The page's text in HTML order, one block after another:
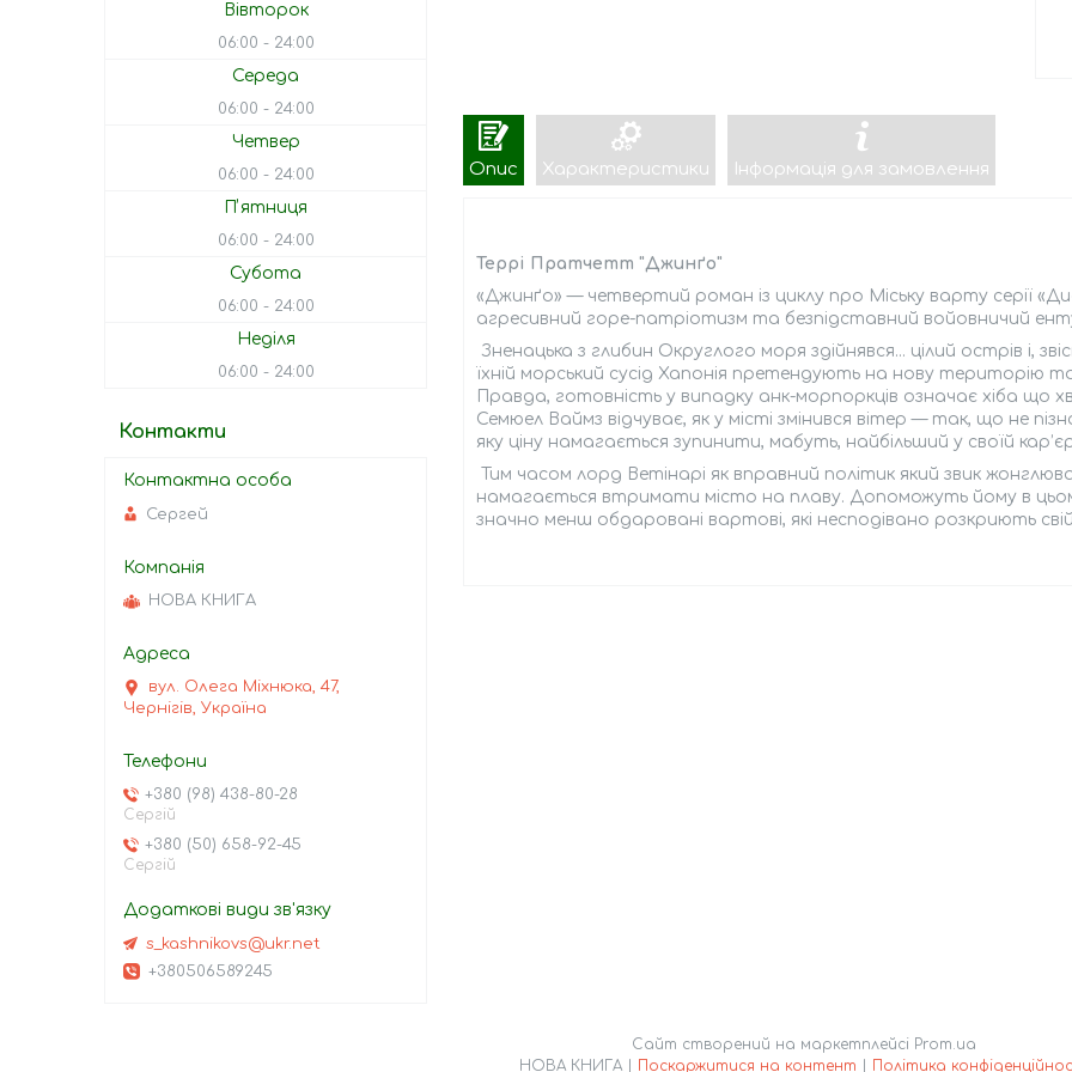
Опис Характеристики Інформація для замовлення
Террі Пратчетт "Джинґо"
«Джинґо» — четвертий роман із циклу про Міську варту серії
агресивний горе-патріотизм та безпідставний войовничий
Зненацька з глибин Округлого моря здійнявся... цілий острів і,
їхній морський сусід Хапонія претендують на нову територію
Правда, готовність у випадку анк-морпоркців означає хіба
Семюел Ваймз відчуває, як у місті змінився вітер — так, що не
яку ціну намагається зупинити, мабуть, найбільший у своїй
Тим часом лорд Ветінарі як вправний політик який звик
намагається втримати місто на плаву. Допоможуть йому в цьому
значно менш обдаровані вартові, які несподівано розкриють
Вівторок
06:00 24:00
Середа
06:00 24:00
Четвер
06:00 24:00
Пʼятниця
06:00 24:00
Субота
06:00 24:00
Неділя
06:00 24:00
Контакти
Сергей
НОВА КНИГА
вул. Олега Міхнюка, 47,
Чернігів, Україна
+380 (98) 438-80-28
Сергій
+380 (50) 658-92-45
Сергій
s_kashnikovs@ukr.net
+380506589245
Сайт створений на маркетплейсі Prom.ua
Поскаржитися на контент Політика